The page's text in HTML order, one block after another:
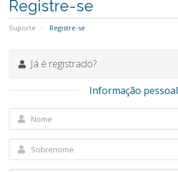
Registre-se
Suporte Registre-se
Já é registrado?
Informação pessoal